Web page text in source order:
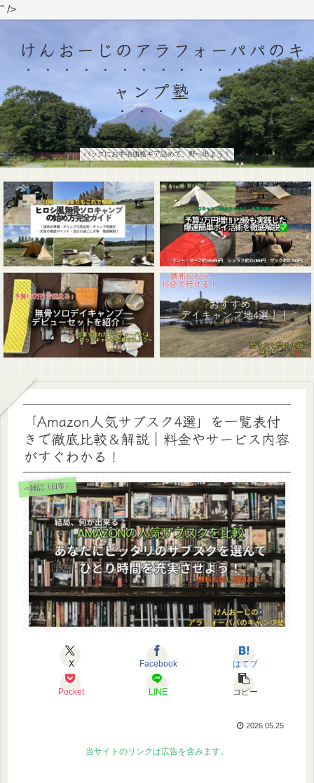
" />
けんおーじのアラフォーパパのキ
ャンプ塾
バッグにお手頃価格ギア詰めて、野へ出よう！
「Amazon人気サブスク4選」を一覧表付
きで徹底比較＆解説｜料金やサービス内容
がすぐわかる！
⇒雑記（日常）
X Facebook はてブ
Pocket LINE コピー
2026.05.25
当サイトのリンクは広告を含みます。